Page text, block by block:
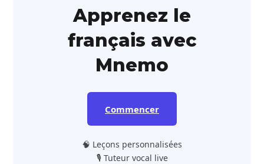
Apprenez le
français avec
Mnemo
Commencer
🧠 Leçons personnalisées
🎙️ Tuteur vocal live